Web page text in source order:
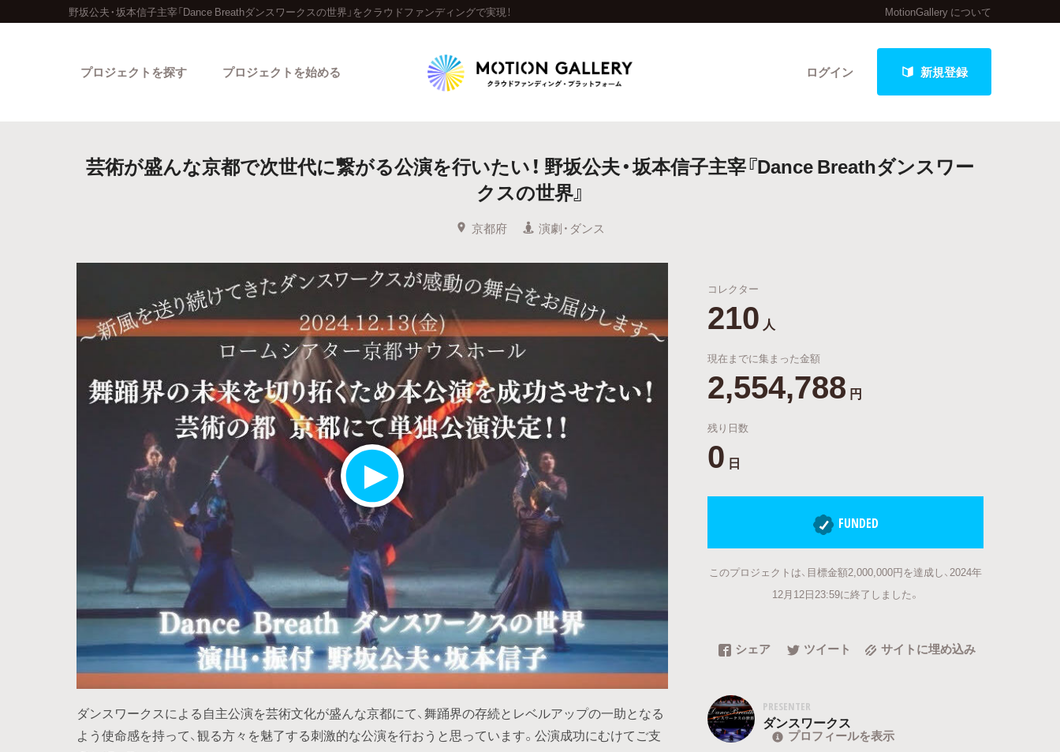
野坂公夫・坂本信子主宰「Dance Breathダンスワークスの世界」をクラウドファンディングで実現！ MotionGallery について
ログイン 新規登録
プロジェクトを探す
人気のプロジェクト 新着プロジェクト 終了間近のプロジェクト
Feature
カテゴリーから探す タグから探す キュレーターから探す 特集から探す
Legendary
最新達成プロジェクト
プロジェクトを始める
芸術が盛んな京都で次世代に繋がる公演を行いたい！ 野坂公夫・坂本信子主宰『Dance Breathダンスワー
クスの世界』
京都府 演劇・ダンス
ダンスワークスによる自主公演を芸術文化が盛んな京都にて、舞踊界の存続とレベルアップの一助となる
よう使命感を持って、観る方々を魅了する刺激的な公演を行おうと思っています。公演成功にむけてご支
コレクター
210 人
現在までに集まった金額
2,554,788 円
残り日数
0 日
FUNDED
このプロジェクトは、目標金額2,000,000円を達成し、2024年
12月12日23:59に終了しました。
シェア ツイート サイトに埋め込み
PRESENTER
ダンスワークス
プロフィールを表示